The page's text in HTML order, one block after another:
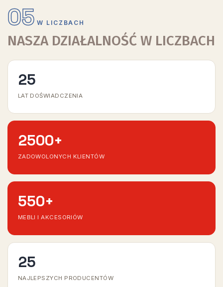
05 W LICZBACH
NASZA DZIAŁALNOŚĆ W LICZBACH
25
LAT DOŚWIADCZENIA
2500+
ZADOWOLONYCH KLIENTÓW
550+
MEBLI I AKCESORIÓW
25
NAJLEPSZYCH PRODUCENTÓW